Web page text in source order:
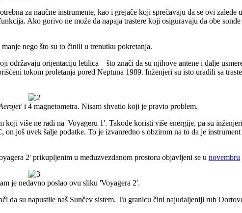
za naučne instrumente, kao i grejače koji sprečavaju da se ovi zalede
Ako gorivo ne može da napaja trastere koji osiguravaju da obe
nego što su to činili u trenutku pokretanja.
održavaju orijentaciju letilica – što znači da su njihove antene i dalje
tokom proletanja pored Neptuna 1989. Inženjeri su isto uradili sa
i 4 magnetometra. Nisam shvatio koji je pravio problem.
više ne radi na 'Voyageru 1'. Takođe koristi više energije, pa su
on još uvek šalje podatke. To je izvanredno s obzirom na to da je
2' prikupljenim u međuzvezdanom prostoru objavljeni se u novembru
je nedavno poslao ovu sliku 'Voyagera 2'.
da su napustile naš Sunčev sistem. Tu granicu čini najudaljeniji rub